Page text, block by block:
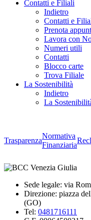
Contatti e Filiali
Indietro
Contatti e
Prenota
Lavora con
Numeri utili
Contatti
Blocco carte
Trova Filiale
La Sostenibilità
Indietro
La
Trasparenza
Normativa
Finanziaria
Sede legale: via
Direzione: piazza
(GO)
Tel: 0481716111